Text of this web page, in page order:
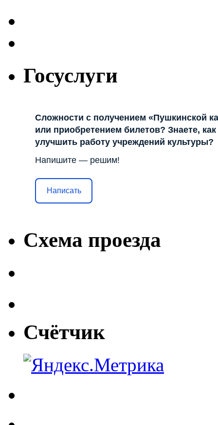
Госуслуги
Сложности с получением «Пушкинской
или приобретением билетов? Знаете, как
улучшить работу учреждений культуры?
Напишите — решим!
Написать
Схема проезда
Счётчик